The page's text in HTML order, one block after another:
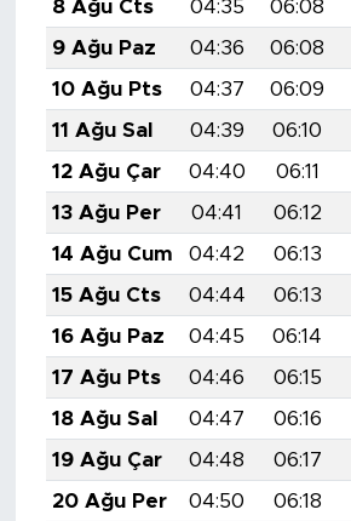
8 Ağu Cts
04:35 06:08
9 Ağu Paz
04:36 06:08
10 Ağu Pts
04:37 06:09
11 Ağu Sal
04:39 06:10
12 Ağu Çar
04:40 06:11
13 Ağu Per
04:41 06:12
14 Ağu Cum
04:42 06:13
15 Ağu Cts
04:44 06:13
16 Ağu Paz
04:45 06:14
17 Ağu Pts
04:46 06:15
18 Ağu Sal
04:47 06:16
19 Ağu Çar
04:48 06:17
20 Ağu Per
04:50 06:18